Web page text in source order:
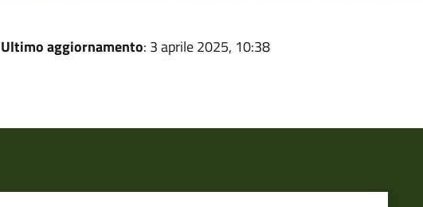
Ultimo aggiornamento: 3 aprile 2025, 10:38